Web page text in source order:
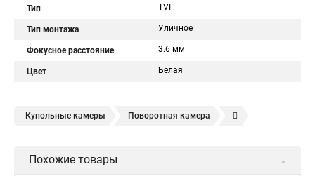
Тип TVI
Тип монтажа Уличное
Фокусное расстояние 3.6 мм
Цвет Белая
Купольные камеры Поворотная камера
Камера видеонаблюдения hikvision
Похожие товары